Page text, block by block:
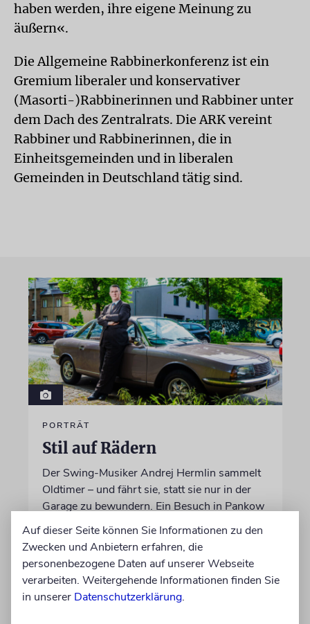
haben werden, ihre eigene Meinung zu
äußern«.
Die Allgemeine Rabbinerkonferenz ist ein
Gremium liberaler und konservativer
(Masorti-)Rabbinerinnen und Rabbiner unter
dem Dach des Zentralrats. Die ARK vereint
Rabbiner und Rabbinerinnen, die in
Einheitsgemeinden und in liberalen
Gemeinden in Deutschland tätig sind.
PORTRÄT
Stil auf Rädern
Der Swing-Musiker Andrej Hermlin sammelt
Oldtimer – und fährt sie, statt sie nur in der
Garage zu bewundern. Ein Besuch in Pankow
von Imanuel Marcus
06.08.2026
Auf dieser Seite können Sie Informationen zu den
Zwecken und Anbietern erfahren, die
personenbezogene Daten auf unserer Webseite
verarbeiten. Weitergehende Informationen finden Sie
in unserer Datenschutzerklärung.